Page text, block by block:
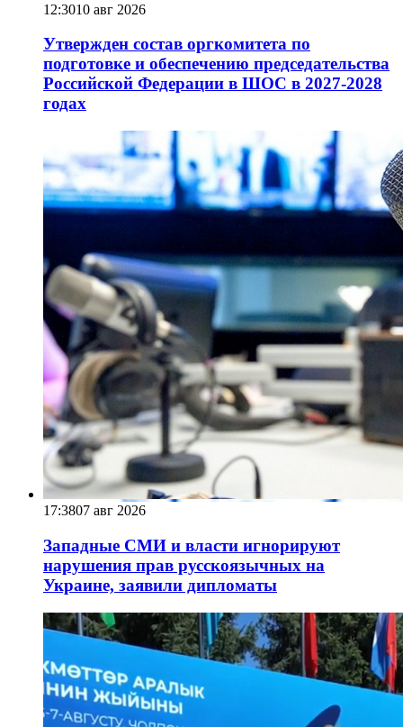
12:3010 авг 2026
Утвержден состав оргкомитета по
подготовке и обеспечению председательства
Российской Федерации в ШОС в 2027-2028
годах
17:3807 авг 2026
Западные СМИ и власти игнорируют
нарушения прав русскоязычных на
Украине, заявили дипломаты